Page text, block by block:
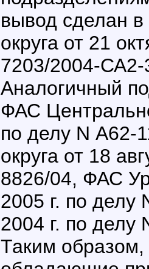
вывод сделан
округа от 21
7203/2004-СА2-
Аналогичный
ФАС
по делу N А62-
округа от 18
8826/04, ФАС
2005 г. по
2004 г. по
Таким